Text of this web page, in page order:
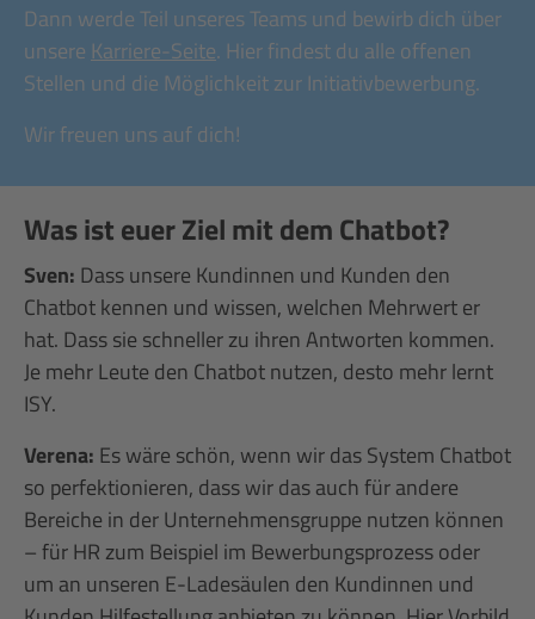
Dann werde Teil unseres Teams und bewirb dich über
unsereKarriere-Seite. Hier findest du alle offenen
Stellen und die Möglichkeit zur Initiativbewerbung.
Wir freuen uns auf dich!
Was ist euer Ziel mit dem Chatbot?
Sven: Dass unsere Kundinnen und Kunden den
Chatbot kennen und wissen, welchen Mehrwert er
hat. Dass sie schneller zu ihren Antworten kommen.
Je mehr Leute den Chatbot nutzen, desto mehr lernt
ISY.
Verena: Es wäre schön, wenn wir das System Chatbot
so perfektionieren, dass wir das auch für andere
Bereiche in der Unternehmensgruppe nutzen können
– für HR zum Beispiel im Bewerbungsprozess oder
um an unseren E-Ladesäulen den Kundinnen und